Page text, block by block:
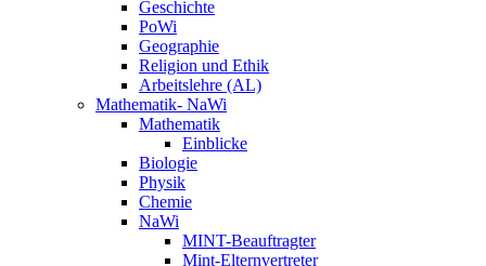
Geschichte
PoWi
Geographie
Religion und Ethik
Arbeitslehre (AL)
Mathematik- NaWi
Mathematik
Einblicke
Biologie
Physik
Chemie
NaWi
MINT-Beauftragter
Mint-Elternvertreter